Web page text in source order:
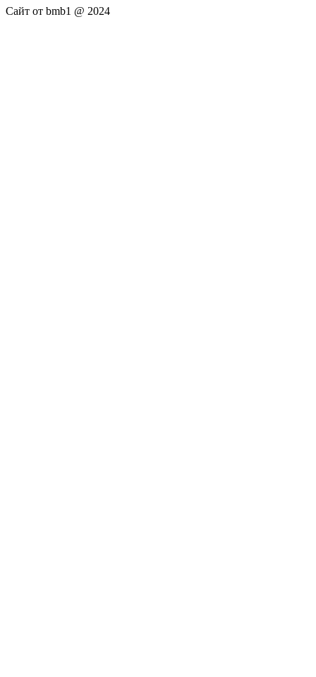
Сайт от bmb1 @ 2024